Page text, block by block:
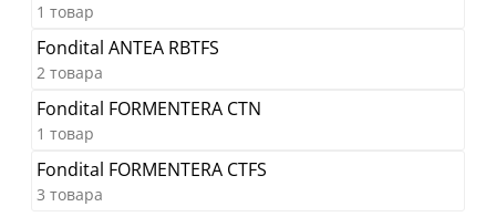
1 товар
Fondital ANTEA RBTFS
2 товара
Fondital FORMENTERA CTN
1 товар
Fondital FORMENTERA CTFS
3 товара